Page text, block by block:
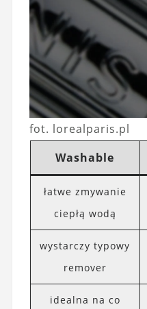
fot. lorealparis.pl
Washable
łatwe zmywanie
ciepłą wodą
wystarczy typowy
remover
idealna na co